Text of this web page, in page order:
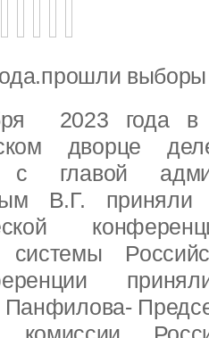
2023 года в
дворце
с главой
В.Г. приняли
системы